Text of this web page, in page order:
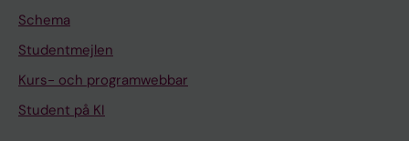
Schema
Studentmejlen
Kurs- och programwebbar
Student på KI